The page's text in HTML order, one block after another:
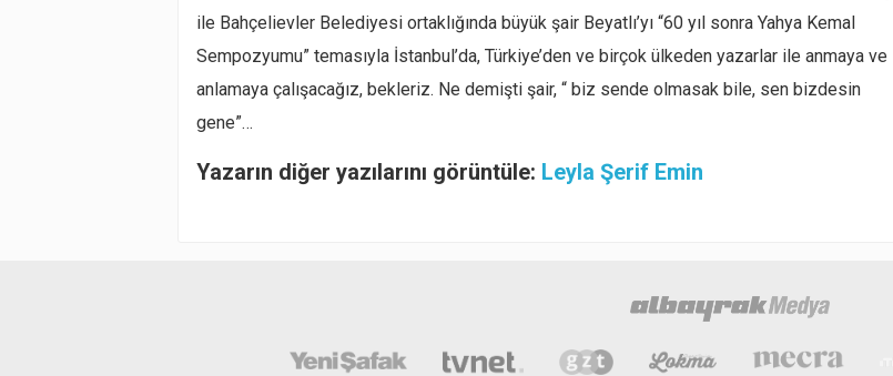
ile Bahçelievler Belediyesi ortaklığında büyük şair Beyatlı’yı “60 yıl sonra Yahya Kemal
Sempozyumu” temasıyla İstanbul’da, Türkiye’den ve birçok ülkeden yazarlar ile anmaya ve
anlamaya çalışacağız, bekleriz. Ne demişti şair, “ biz sende olmasak bile, sen bizdesin
gene”…
Yazarın diğer yazılarını görüntüle: Leyla Şerif Emin